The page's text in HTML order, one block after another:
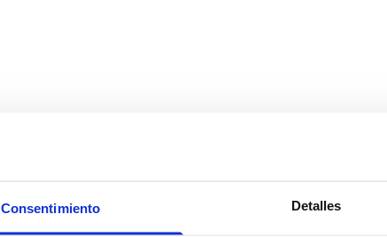
Consentimiento Detalles